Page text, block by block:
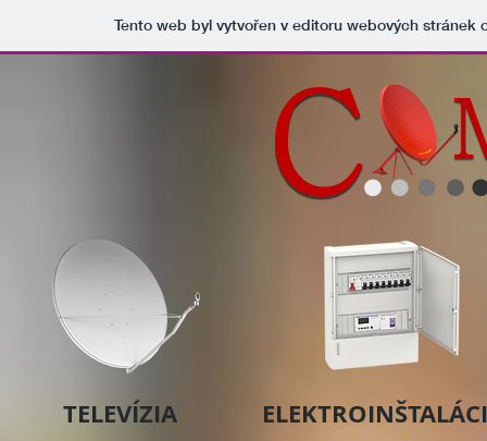
Tento web byl vytvořen v editoru webových stránek
TELEVÍZIA